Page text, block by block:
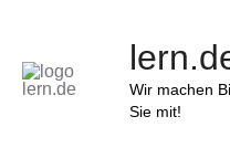
springen
Wir machen
Sie mit!